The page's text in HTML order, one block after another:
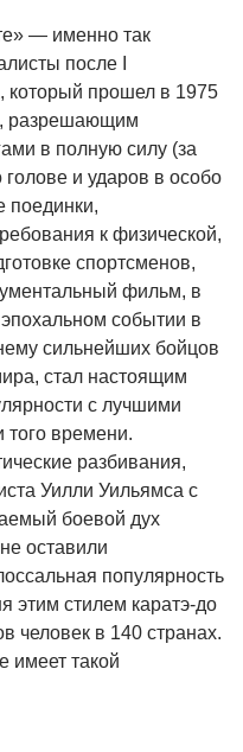
— именно так
после I
который прошел в 1975
разрешающим
в полную силу (за
и ударов в особо
поединки,
к физической,
спортсменов,
фильм, в
событии в
сильнейших бойцов
стал настоящим
с лучшими
того времени.
разбивания,
Уилли Уильямса с
боевой дух
оставили
популярность
этим стилем каратэ-до
человек в 140 странах.
имеет такой